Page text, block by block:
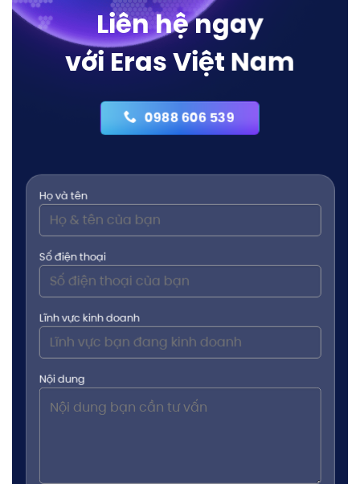
Liên hệ ngay
với Eras Việt Nam
0988 606 539
Họ và tên
Số điện thoại
Lĩnh vực kinh doanh
Nội dung